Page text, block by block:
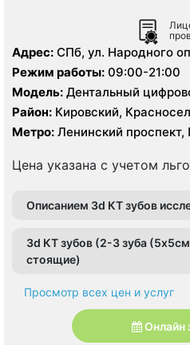
Адрес: СПб, ул. Народного
Режим работы: 09:00-21:00
Модель: Дентальный
Район: Кировский,
Метро: Ленинский
Цена указана с учетом
Описанием 3d КТ зубов
3d КТ зубов (2-3 зуба
стоящие)
Просмотр всех цен и услуг
Онлайн